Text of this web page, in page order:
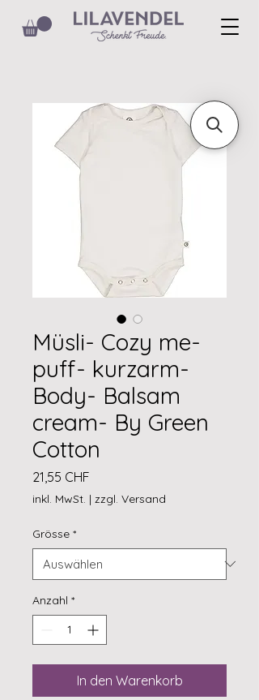
Müsli- Cozy me-
puff- kurzarm-
Body- Balsam
cream- By Green
Cotton
21,55 CHF
inkl. MwSt. | zzgl. Versand
Grösse *
Anzahl *
In den Warenkorb